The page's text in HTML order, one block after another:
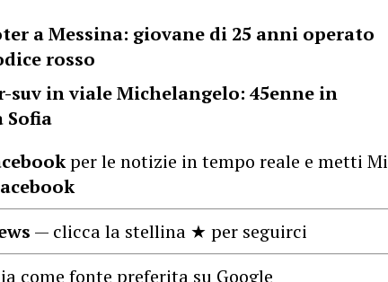
a Messina: giovane di 25 anni operato
rosso
suv in viale Michelangelo: 45enne in
Sofia
per le notizie in tempo reale e metti Mi
— clicca la stellina ★ per seguirci
come fonte preferita su Google